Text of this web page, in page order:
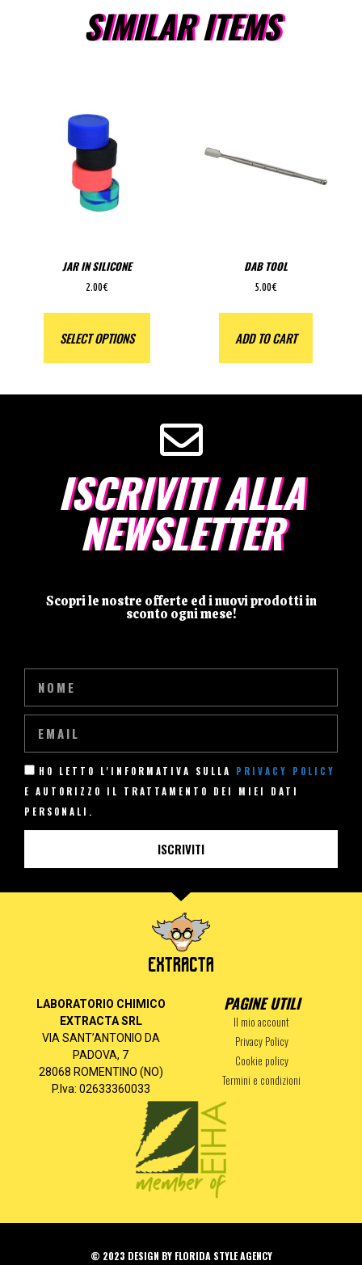
SIMILAR ITEMS
JAR IN SILICONE
2.00€
SELECT OPTIONS
DAB TOOL
5.00€
ADD TO CART
ISCRIVITI ALLA
NEWSLETTER
Scopri le nostre offerte ed i nuovi prodotti in
sconto ogni mese!
HO LETTO L'INFORMATIVA SULLA PRIVACY POLICY
E AUTORIZZO IL TRATTAMENTO DEI MIEI DATI
PERSONALI.
ISCRIVITI
LABORATORIO CHIMICO
EXTRACTA SRL
VIA SANT’ANTONIO DA
PADOVA, 7
28068 ROMENTINO (NO)
P.Iva: 02633360033
PAGINE UTILI
Il mio account
Privacy Policy
Cookie policy
Termini e condizioni
© 2023 DESIGN BY FLORIDA STYLE AGENCY